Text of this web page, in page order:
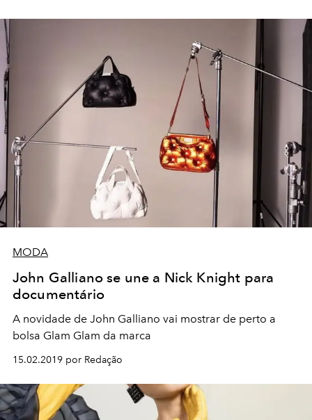
MODA
John Galliano se une a Nick Knight para
documentário
A novidade de John Galliano vai mostrar de perto a
bolsa Glam Glam da marca
15.02.2019 por Redação